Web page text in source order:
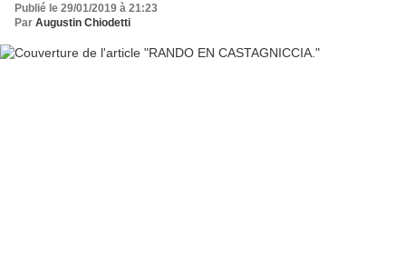
Publié le 29/01/2019 à 21:23
Par Augustin Chiodetti